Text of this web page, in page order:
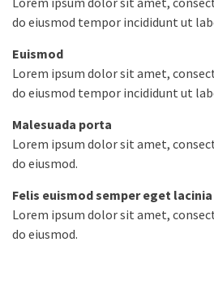
do eiusmod tempor incididunt ut
Euismod
Lorem ipsum dolor sit amet,
do eiusmod tempor incididunt ut
Malesuada porta
Lorem ipsum dolor sit amet,
do eiusmod.
Felis euismod semper eget lacinia
Lorem ipsum dolor sit amet,
do eiusmod.